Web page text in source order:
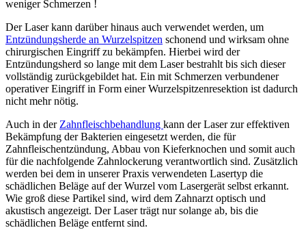
weniger Schmerzen !
Der Laser kann darüber hinaus auch verwendet werden, um
Entzündungsherde an Wurzelspitzen schonend und wirksam ohne
chirurgischen Eingriff zu bekämpfen. Hierbei wird der
Entzündungsherd so lange mit dem Laser bestrahlt bis sich dieser
vollständig zurückgebildet hat. Ein mit Schmerzen verbundener
operativer Eingriff in Form einer Wurzelspitzenresektion ist dadurch
nicht mehr nötig.
Auch in der Zahnfleischbehandlung kann der Laser zur effektiven
Bekämpfung der Bakterien eingesetzt werden, die für
Zahnfleischentzündung, Abbau von Kieferknochen und somit auch
für die nachfolgende Zahnlockerung verantwortlich sind. Zusätzlich
werden bei dem in unserer Praxis verwendeten Lasertyp die
schädlichen Beläge auf der Wurzel vom Lasergerät selbst erkannt.
Wie groß diese Partikel sind, wird dem Zahnarzt optisch und
akustisch angezeigt. Der Laser trägt nur solange ab, bis die
schädlichen Beläge entfernt sind.